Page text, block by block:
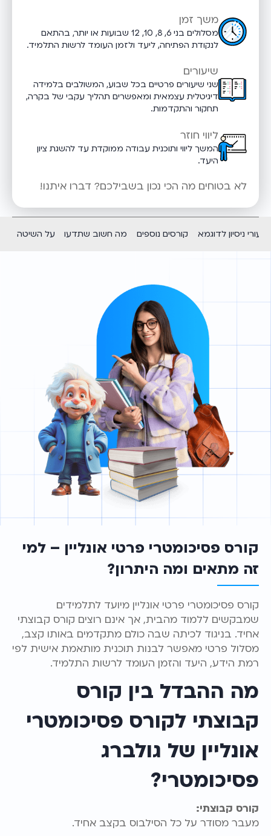
משך זמן
מסלולים בני 6, 8, 10, 12 שבועות או יותר, בהתאם
לנקודת הפתיחה, ליעד ולזמן העומד לרשות התלמיד.
שיעורים
שני שיעורים פרטיים בכל שבוע, המשולבים בלמידה
דיגיטלית עצמאית ומאפשרים תהליך עקבי של בקרה,
תחקור והתקדמות.
ליווי חוזר
המשך ליווי ותוכנית עבודה ממוקדת עד להשגת ציון
היעד.
לא בטוחים מה הכי נכון בשבילכם? דברו איתנו!
על השיטה מה חשוב שתדעו קורסים נוספים שיעורי ניסיון לדוגמא
קורס פסיכומטרי פרטי אונליין – למי
זה מתאים ומה היתרון?
קורס פסיכומטרי פרטי אונליין מיועד לתלמידים
שמבקשים ללמוד מהבית, אך אינם רוצים קורס קבוצתי
אחיד. בניגוד לכיתה שבה כולם מתקדמים באותו קצב,
מסלול פרטי מאפשר לבנות תוכנית מותאמת אישית לפי
רמת הידע, היעד והזמן העומד לרשות התלמיד.
מה ההבדל בין קורס
קבוצתי לקורס פסיכומטרי
אונליין של גולברג
פסיכומטרי?
קורס קבוצתי:
מעבר מסודר על כל הסילבוס בקצב אחיד.